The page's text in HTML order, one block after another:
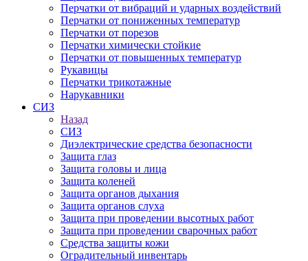
Перчатки от вибраций и ударных воздействий
Перчатки от пониженных температур
Перчатки от порезов
Перчатки химически стойкие
Перчатки от повышенных температур
Рукавицы
Перчатки трикотажные
Нарукавники
СИЗ
Назад
СИЗ
Диэлектрические средства безопасности
Защита глаз
Защита головы и лица
Защита коленей
Защита органов дыхания
Защита органов слуха
Защита при проведении высотных работ
Защита при проведении сварочных работ
Средства защиты кожи
Оградительный инвентарь